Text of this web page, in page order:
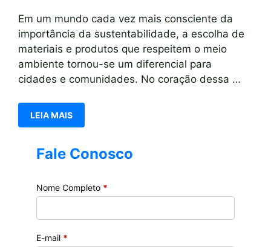
Em um mundo cada vez mais consciente da
importância da sustentabilidade, a escolha de
materiais e produtos que respeitem o meio
ambiente tornou-se um diferencial para
cidades e comunidades. No coração dessa …
LEIA MAIS
Fale Conosco
Nome Completo *
E-mail *